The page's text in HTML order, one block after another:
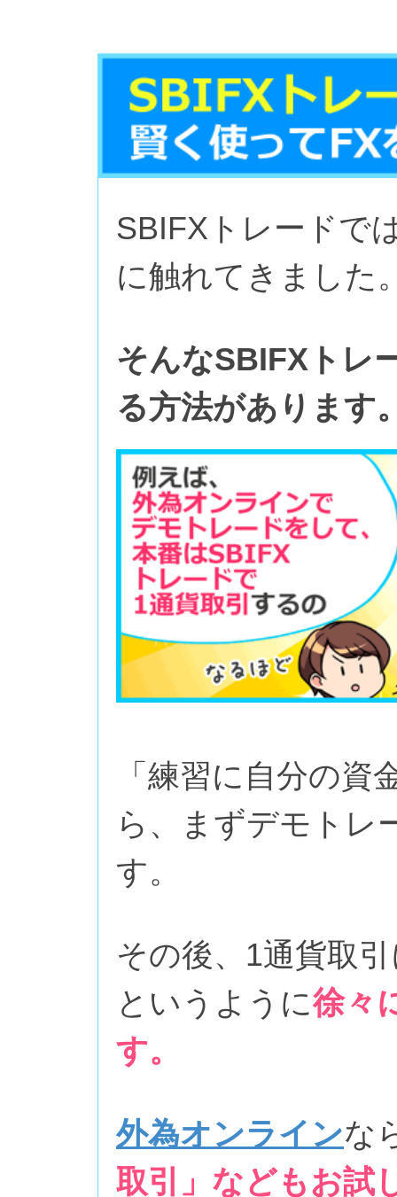
SBIFXトレードで
に触れてきました
そんなSBIFXトレ
る方法があります
「練習に自分の
ら、まずデモトレ
す。
その後、1通貨取
というように徐々
す。
外為オンラインな
取引」などもお試